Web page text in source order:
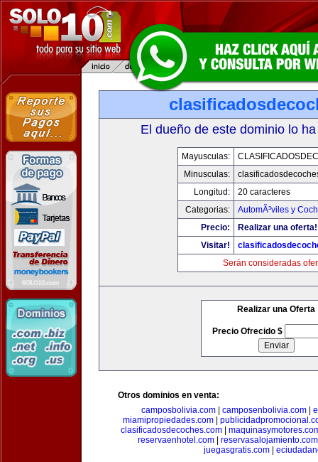
El dueño de este dominio lo
Mayusculas:
Minusculas:
Longitud:
20 caracteres
Categorias:
AutomÃ³viles y
Precio:
Realizar una oferta!
Visitar!
Serán consideradas
Realizar una Oferta
Precio Ofrecido $
Otros dominios en venta:
camposbolivia.com| camposenbolivia.com|
miamipropiedades.com
clasificadosdecoches.com
reservaenhotel.com| reservasalojamiento.com
juegasgratis.com|